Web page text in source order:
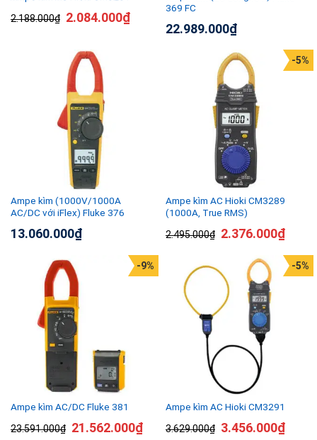
2.188.000₫ 2.084.000₫
369 FC
22.989.000₫
Ampe kìm (1000V/1000A
AC/DC với iFlex) Fluke 376
13.060.000₫
Ampe kìm AC Hioki CM3289
(1000A, True RMS)
2.495.000₫
-5%
2.376.000₫
Ampe kìm AC/DC Fluke 381
23.591.000₫
-9%
21.562.000₫
Ampe kìm AC Hioki CM3291
3.629.000₫
-5%
3.456.000₫